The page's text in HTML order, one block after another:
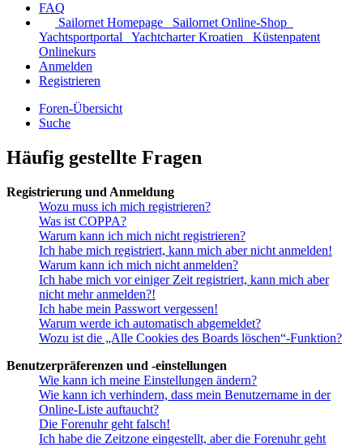
FAQ
Sailornet Homepage
Sailornet Online-Shop
Yachtsportportal
Yachtcharter Kroatien
Küstenpatent
Onlinekurs
Anmelden
Registrieren
Foren-Übersicht
Suche
Häufig gestellte Fragen
Registrierung und Anmeldung
Wozu muss ich mich registrieren?
Was ist COPPA?
Warum kann ich mich nicht registrieren?
Ich habe mich registriert, kann mich aber nicht anmelden!
Warum kann ich mich nicht anmelden?
Ich habe mich vor einiger Zeit registriert, kann mich aber
nicht mehr anmelden?!
Ich habe mein Passwort vergessen!
Warum werde ich automatisch abgemeldet?
Wozu ist die „Alle Cookies des Boards löschen“-Funktion?
Benutzerpräferenzen und -einstellungen
Wie kann ich meine Einstellungen ändern?
Wie kann ich verhindern, dass mein Benutzername in der
Online-Liste auftaucht?
Die Forenuhr geht falsch!
Ich habe die Zeitzone eingestellt, aber die Forenuhr geht